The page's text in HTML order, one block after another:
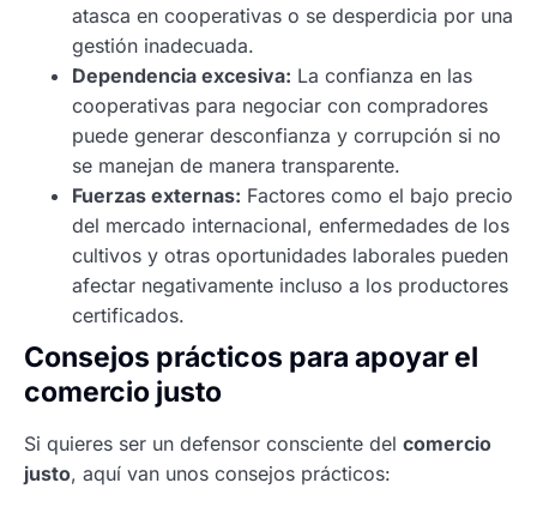
atasca en cooperativas o se desperdicia por una
gestión inadecuada.
Dependencia excesiva: La confianza en las
cooperativas para negociar con compradores
puede generar desconfianza y corrupción si no
se manejan de manera transparente.
Fuerzas externas: Factores como el bajo precio
del mercado internacional, enfermedades de los
cultivos y otras oportunidades laborales pueden
afectar negativamente incluso a los productores
certificados.
Consejos prácticos para apoyar el
comercio justo
Si quieres ser un defensor consciente del comercio
justo, aquí van unos consejos prácticos: